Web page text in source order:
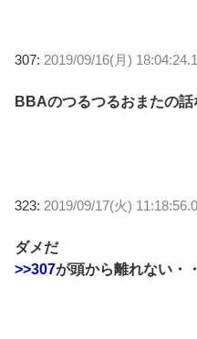
307: 2019/09/16(月)
BBAのつるつるおまたの話
323: 2019/09/17(火)
ダメだ
>>307が頭から離れない・